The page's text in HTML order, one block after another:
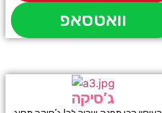
וואטסאפ
ג’סיקה